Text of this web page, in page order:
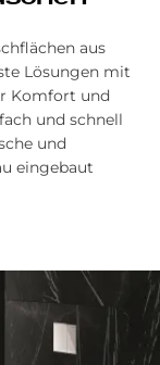
aus
Lösungen mit
Komfort und
und schnell
und
eingebaut